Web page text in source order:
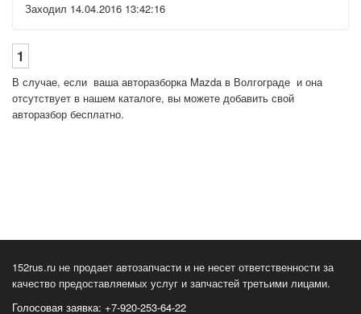
Заходил 14.04.2016 13:42:16
1
В случае, если ваша авторазборка Mazda в Волгограде и она
отсутствует в нашем каталоге, вы можете добавить свой
авторазбор бесплатно.
152rus.ru не продает автозапчасти и не несет ответственности за
качество предоставляемых услуг и запчастей третьими лицами.
Голосовая заявка: +7-920-253-64-22